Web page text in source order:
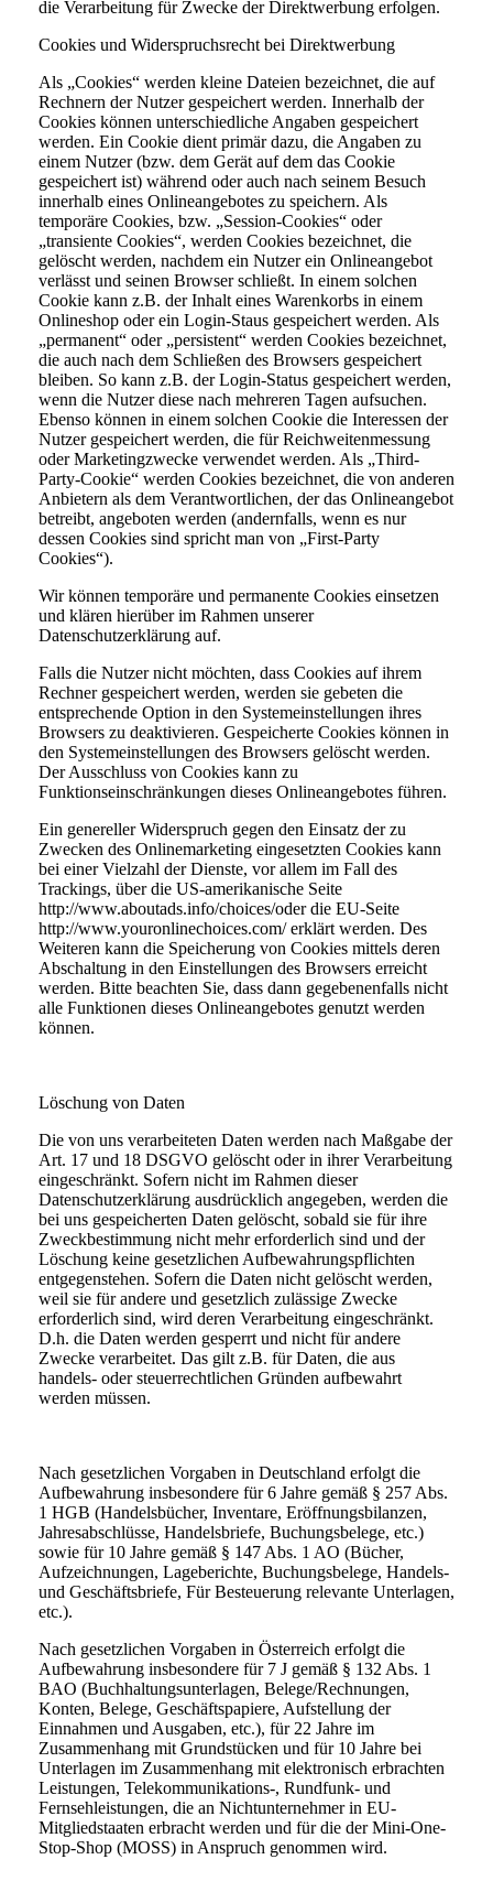
die Verarbeitung für Zwecke der Direktwerbung erfolgen.
Cookies und Widerspruchsrecht bei Direktwerbung
Als „Cookies“ werden kleine Dateien bezeichnet, die auf
Rechnern der Nutzer gespeichert werden. Innerhalb der
Cookies können unterschiedliche Angaben gespeichert
werden. Ein Cookie dient primär dazu, die Angaben zu
einem Nutzer (bzw. dem Gerät auf dem das Cookie
gespeichert ist) während oder auch nach seinem Besuch
innerhalb eines Onlineangebotes zu speichern. Als
temporäre Cookies, bzw. „Session-Cookies“ oder
„transiente Cookies“, werden Cookies bezeichnet, die
gelöscht werden, nachdem ein Nutzer ein Onlineangebot
verlässt und seinen Browser schließt. In einem solchen
Cookie kann z.B. der Inhalt eines Warenkorbs in einem
Onlineshop oder ein Login-Staus gespeichert werden. Als
„permanent“ oder „persistent“ werden Cookies bezeichnet,
die auch nach dem Schließen des Browsers gespeichert
bleiben. So kann z.B. der Login-Status gespeichert werden,
wenn die Nutzer diese nach mehreren Tagen aufsuchen.
Ebenso können in einem solchen Cookie die Interessen der
Nutzer gespeichert werden, die für Reichweitenmessung
oder Marketingzwecke verwendet werden. Als „Third-
Party-Cookie“ werden Cookies bezeichnet, die von anderen
Anbietern als dem Verantwortlichen, der das Onlineangebot
betreibt, angeboten werden (andernfalls, wenn es nur
dessen Cookies sind spricht man von „First-Party
Cookies“).
Wir können temporäre und permanente Cookies einsetzen
und klären hierüber im Rahmen unserer
Datenschutzerklärung auf.
Falls die Nutzer nicht möchten, dass Cookies auf ihrem
Rechner gespeichert werden, werden sie gebeten die
entsprechende Option in den Systemeinstellungen ihres
Browsers zu deaktivieren. Gespeicherte Cookies können in
den Systemeinstellungen des Browsers gelöscht werden.
Der Ausschluss von Cookies kann zu
Funktionseinschränkungen dieses Onlineangebotes führen.
Ein genereller Widerspruch gegen den Einsatz der zu
Zwecken des Onlinemarketing eingesetzten Cookies kann
bei einer Vielzahl der Dienste, vor allem im Fall des
Trackings, über die US-amerikanische Seite
http://www.aboutads.info/choices/oder die EU-Seite
http://www.youronlinechoices.com/ erklärt werden. Des
Weiteren kann die Speicherung von Cookies mittels deren
Abschaltung in den Einstellungen des Browsers erreicht
werden. Bitte beachten Sie, dass dann gegebenenfalls nicht
alle Funktionen dieses Onlineangebotes genutzt werden
können.
Löschung von Daten
Die von uns verarbeiteten Daten werden nach Maßgabe der
Art. 17 und 18 DSGVO gelöscht oder in ihrer Verarbeitung
eingeschränkt. Sofern nicht im Rahmen dieser
Datenschutzerklärung ausdrücklich angegeben, werden die
bei uns gespeicherten Daten gelöscht, sobald sie für ihre
Zweckbestimmung nicht mehr erforderlich sind und der
Löschung keine gesetzlichen Aufbewahrungspflichten
entgegenstehen. Sofern die Daten nicht gelöscht werden,
weil sie für andere und gesetzlich zulässige Zwecke
erforderlich sind, wird deren Verarbeitung eingeschränkt.
D.h. die Daten werden gesperrt und nicht für andere
Zwecke verarbeitet. Das gilt z.B. für Daten, die aus
handels- oder steuerrechtlichen Gründen aufbewahrt
werden müssen.
Nach gesetzlichen Vorgaben in Deutschland erfolgt die
Aufbewahrung insbesondere für 6 Jahre gemäß § 257 Abs.
1 HGB (Handelsbücher, Inventare, Eröffnungsbilanzen,
Jahresabschlüsse, Handelsbriefe, Buchungsbelege, etc.)
sowie für 10 Jahre gemäß § 147 Abs. 1 AO (Bücher,
Aufzeichnungen, Lageberichte, Buchungsbelege, Handels-
und Geschäftsbriefe, Für Besteuerung relevante Unterlagen,
etc.).
Nach gesetzlichen Vorgaben in Österreich erfolgt die
Aufbewahrung insbesondere für 7 J gemäß § 132 Abs. 1
BAO (Buchhaltungsunterlagen, Belege/Rechnungen,
Konten, Belege, Geschäftspapiere, Aufstellung der
Einnahmen und Ausgaben, etc.), für 22 Jahre im
Zusammenhang mit Grundstücken und für 10 Jahre bei
Unterlagen im Zusammenhang mit elektronisch erbrachten
Leistungen, Telekommunikations-, Rundfunk- und
Fernsehleistungen, die an Nichtunternehmer in EU-
Mitgliedstaaten erbracht werden und für die der Mini-One-
Stop-Shop (MOSS) in Anspruch genommen wird.